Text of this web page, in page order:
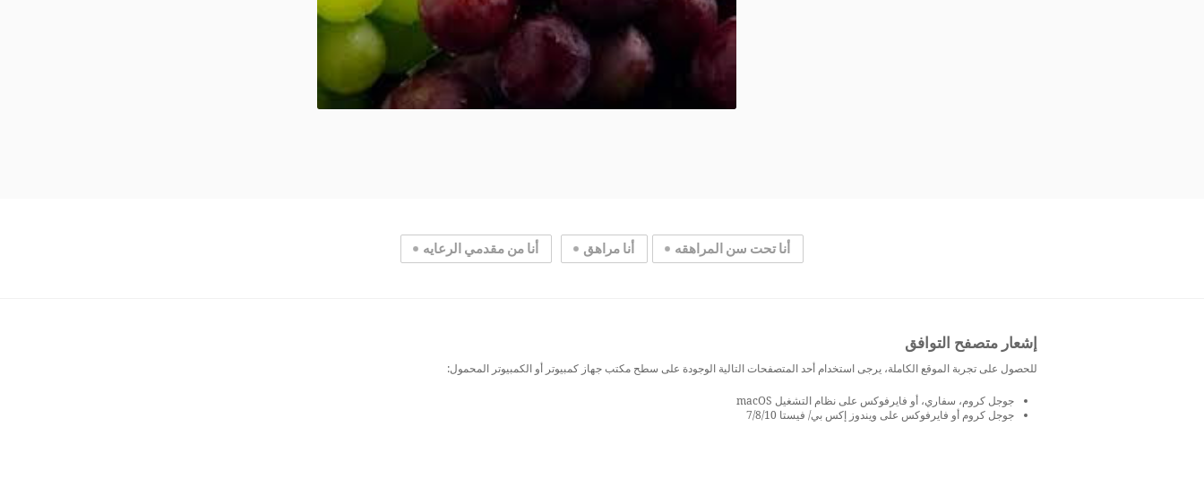
أنا تحت سن المراهقه أنا مراهق أنا من مقدمي الرعايه
إشعار متصفح التوافق
للحصول على تجربة الموقع الكاملة، يرجى استخدام أحد المتصفحات التالية الوجودة على سطح مكتب جهاز كمبيوتر أو الكمبيوتر المحمول:
جوجل كروم، سفاري، أو فايرفوكس على نظام التشغيل macOS
جوجل كروم أو فايرفوكس على ويندوز إكس بي/ فيستا 7/8/10